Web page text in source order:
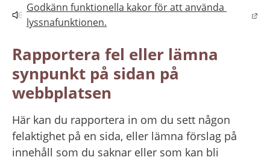
Godkänn funktionella kakor för att använda
lyssnafunktionen.
Länk till annan webbplats.
Rapportera fel eller lämna
synpunkt på sidan på
webbplatsen
Här kan du rapportera in om du sett någon
felaktighet på en sida, eller lämna förslag på
innehåll som du saknar eller som kan bli